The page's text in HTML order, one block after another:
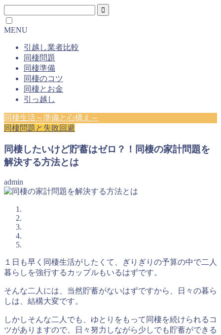
MENU
引越し業者比較
同棲問題
同棲準備
同棲のコツ
同棲とお金
引っ越し
同棲生活～準備と心構え～
同棲問題と失敗回避
同棲したいけど貯蓄はゼロ？！同棲の家計問題を
解決する方法とは
admin
１日も早く同棲生活がしたくて、ぎりぎりの予算の中で二人
暮らしを強行するカップルもいるはずです。
そんな二人には、当然貯蓄がないはずですから、日々の暮ら
しは、結構大変です。
しかしそんな二人でも、ゆとりをもって同棲を続けられるコ
ツがありますので、
日々努力しながら少しでも貯蓄ができる